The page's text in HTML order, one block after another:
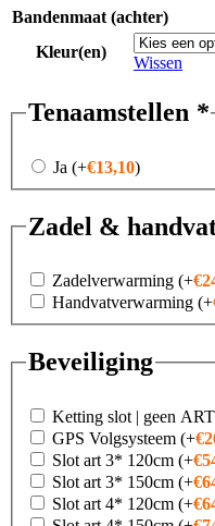
Bandenmaat (achter)
Kleur(en)
Wissen
Tenaamstellen *
Ja (+€13,10)
Zadel &
Zadelverwarming (+€
Handvatverwarming (+
Beveiliging
Ketting slot | geen
GPS Volgsysteem (+€
Slot art 3* 120cm (+€
Slot art 3* 150cm (+€
Slot art 4* 120cm (+€